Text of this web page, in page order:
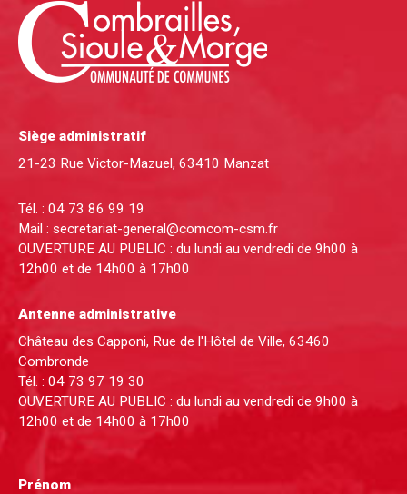
Siège administratif
21-23 Rue Victor-Mazuel, 63410 Manzat
Tél. : 04 73 86 99 19
Mail : secretariat-general@comcom-csm.fr
OUVERTURE AU PUBLIC : du lundi au vendredi de 9h00 à
12h00 et de 14h00 à 17h00
Antenne administrative
Château des Capponi, Rue de l'Hôtel de Ville, 63460
Combronde
Tél. : 04 73 97 19 30
OUVERTURE AU PUBLIC : du lundi au vendredi de 9h00 à
12h00 et de 14h00 à 17h00
Prénom